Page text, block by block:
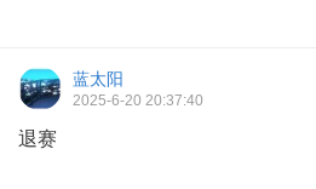
蓝太阳
2025-6-20 20:37:40
退赛